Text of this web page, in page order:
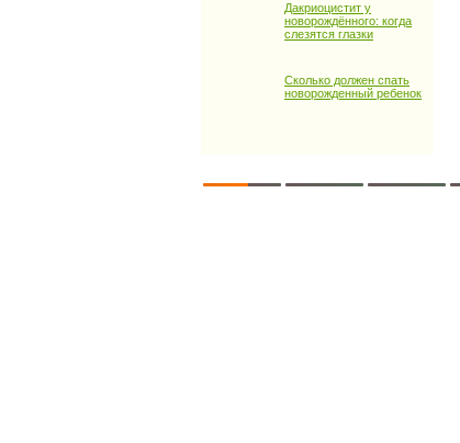
Дакриоцистит у
новорождённого: когда
слезятся глазки
Сколько должен спать
новорожденный ребенок